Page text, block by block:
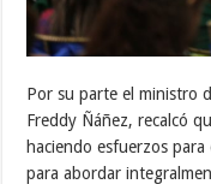
Por su parte el ministro
Freddy Ñáñez, recalcó
haciendo esfuerzos
para abordar